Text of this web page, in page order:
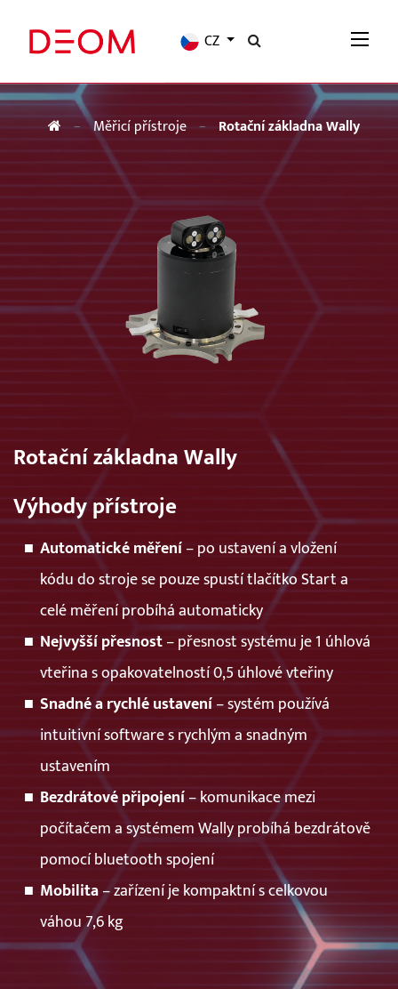
CZ
Měřicí přístroje Rotační základna Wally
Rotační základna Wally
Výhody přístroje
Automatické měření– po ustavení a vložení
kódu do stroje se pouze spustí tlačítko Start a
celé měření probíhá automaticky
Nejvyšší přesnost– přesnost systému je 1 úhlová
vteřina s opakovatelností 0,5 úhlové vteřiny
Snadné a rychlé ustavení– systém používá
intuitivní software s rychlým a snadným
ustavením
Bezdrátové připojení– komunikace mezi
počítačem a systémem Wally probíhá bezdrátově
pomocí bluetooth spojení
Mobilita– zařízení je kompaktní s celkovou
váhou 7,6 kg